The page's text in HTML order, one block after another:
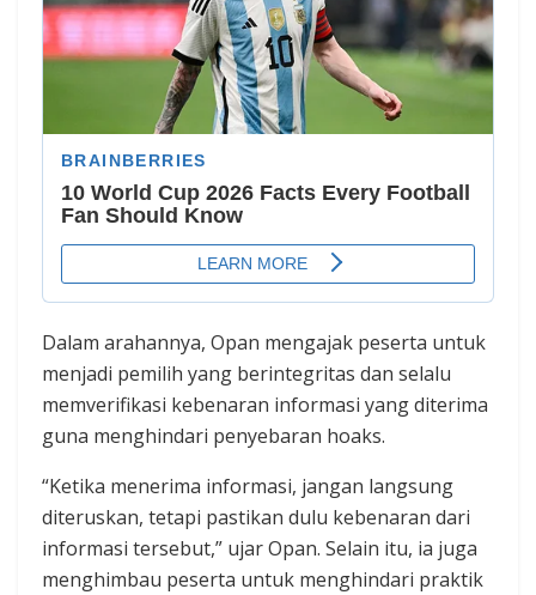
Dalam arahannya, Opan mengajak peserta untuk
menjadi pemilih yang berintegritas dan selalu
memverifikasi kebenaran informasi yang diterima
guna menghindari penyebaran hoaks.
“Ketika menerima informasi, jangan langsung
diteruskan, tetapi pastikan dulu kebenaran dari
informasi tersebut,” ujar Opan. Selain itu, ia juga
menghimbau peserta untuk menghindari praktik